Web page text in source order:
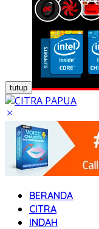
tutup
BERANDA
CITRA
INDAH